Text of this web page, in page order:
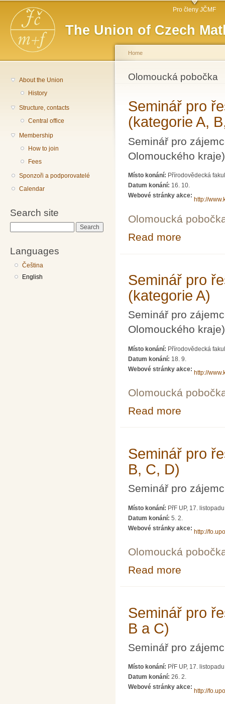
The Union of Czech
Main menu Pro členy JČMF
About the Union
History
Structure, contacts
Central office
Membership
How to join
Fees
Sponzoři a podporovatelé
Calendar
Search site
Languages
Čeština
English
You are here
Home
Olomoucká pobočka
Seminář pro
(kategorie A,
Seminář pro
Olomouckého
Místo konání: Přírodovědecká
Datum konání: 16. 10.
Webové stránky akce:
http://
Olomoucká
Read more
Seminář pro
(kategorie A)
Seminář pro
Olomouckého
Místo konání: Přírodovědecká
Datum konání: 18. 9.
Webové stránky akce:
http://
Olomoucká
Read more
Seminář pro
B, C, D)
Seminář pro
Místo konání: PřF UP, 17.
Datum konání: 5. 2.
Webové stránky akce:
http://
Olomoucká
Read more
Seminář pro
B a C)
Seminář pro
Místo konání: PřF UP, 17.
Datum konání: 26. 2.
Webové stránky akce:
http://